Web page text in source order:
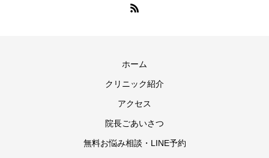
ホーム
クリニック紹介
アクセス
院長ごあいさつ
無料お悩み相談・LINE予約